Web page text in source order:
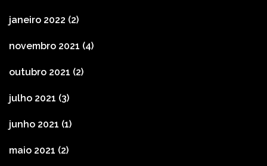
janeiro 2022 (2)
novembro 2021 (4)
outubro 2021 (2)
julho 2021 (3)
junho 2021 (1)
maio 2021 (2)